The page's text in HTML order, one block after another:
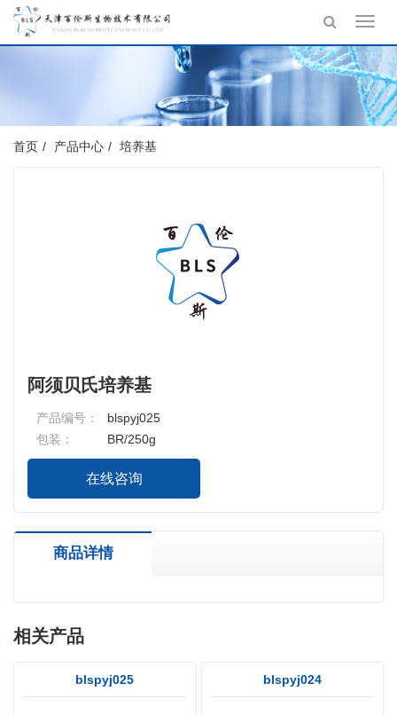
首页 产品中心 培养基
阿须贝氏培养基
产品编号：
blspyj025
包装：
BR/250g
在线咨询
商品详情
相关产品
blspyj025 blspyj024